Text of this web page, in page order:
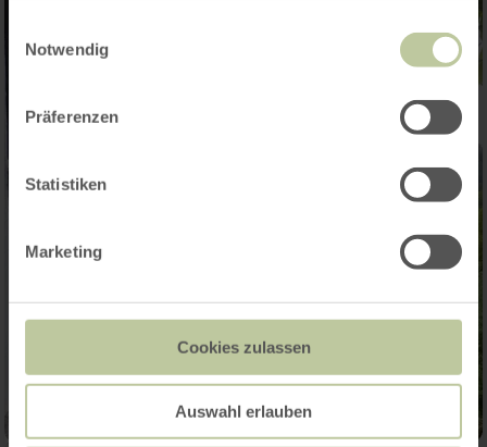
Notwendig
Präferenzen
Statistiken
Marketing
Cookies zulassen
Auswahl erlauben